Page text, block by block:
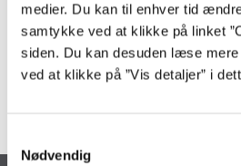
medier. Du kan til enhver tid
samtykke ved at klikke på linket
siden. Du kan desuden læse
ved at klikke på ”Vis detaljer” i
a
Nødvendig
Kontakt
Relevante dokumenter og øvrig
vil fra rammeaftalens ikrafttræden være